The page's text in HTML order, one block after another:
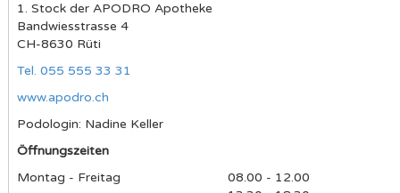
1. Stock der APODRO Apotheke
Bandwiesstrasse 4
CH-8630 Rüti
Tel. 055 555 33 31
www.apodro.ch
Podologin: Nadine Keller
Öffnungszeiten
Montag - Freitag
08.00 - 12.00